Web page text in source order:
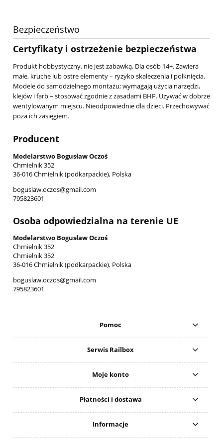
Bezpieczeństwo
Certyfikaty i ostrzeżenie bezpieczeństwa
Produkt hobbystyczny, nie jest zabawką. Dla osób 14+. Zawiera
małe, kruche lub ostre elementy – ryzyko skaleczenia i połknięcia.
Modele do samodzielnego montażu; wymagają użycia narzędzi,
klejów i farb – stosować zgodnie z zasadami BHP. Używać w dobrze
wentylowanym miejscu. Nieodpowiednie dla dzieci. Przechowywać
poza ich zasięgiem.
Producent
Modelarstwo Bogusław Oczoś
Chmielnik 352
36-016 Chmielnik (podkarpackie), Polska
boguslaw.oczos@gmail.com
795823601
Osoba odpowiedzialna na terenie UE
Modelarstwo Bogusław Oczoś
Chmielnik 352
Chmielnik 352
36-016 Chmielnik (podkarpackie), Polska
boguslaw.oczos@gmail.com
795823601
Pomoc
Serwis Railbox
Moje konto
Płatności i dostawa
Informacje